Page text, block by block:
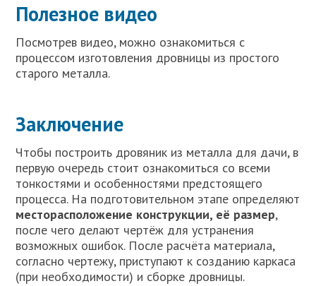
Полезное видео
Посмотрев видео, можно ознакомиться с
процессом изготовления дровницы из простого
старого металла.
Заключение
Чтобы построить дровяник из металла для дачи, в
первую очередь стоит ознакомиться со всеми
тонкостями и особенностями предстоящего
процесса. На подготовительном этапе определяют
месторасположение конструкции, её размер,
после чего делают чертёж для устранения
возможных ошибок. После расчёта материала,
согласно чертежу, приступают к созданию каркаса
(при необходимости) и сборке дровницы.